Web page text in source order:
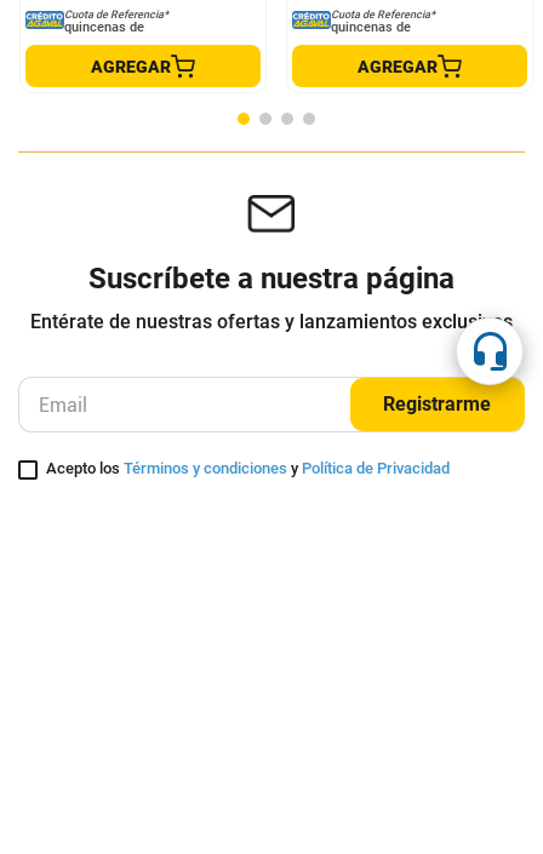
MEDIAS PUNTO_BLANCO HOMBRE
BERTONE X3 (10-12) PREPACK3
PUNTO BLANCO
quincenas de
MEDIAS KOPER HOMBRE 1610391-
15 X3 SURTIDO
$ 26
quincenas de
Suscríbete a nuestra página